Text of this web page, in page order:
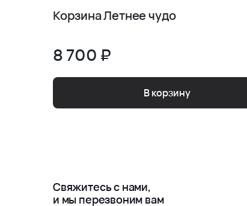
Корзина Летнее чудо
8 700 ₽
В корзину
Свяжитесь с нами,
и мы перезвоним вам